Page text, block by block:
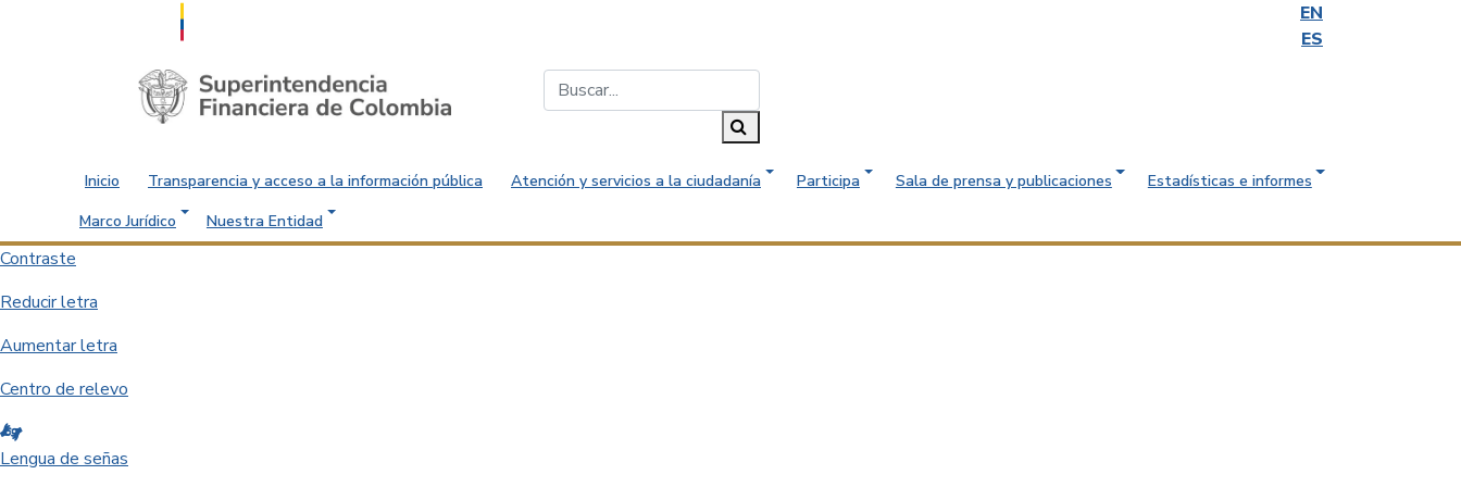
EN
ES
Saltar al contenido principal
Inicio Transparencia y acceso a la información pública Atención y servicios a la ciudadanía Participa Sala de prensa y publicaciones
Estadísticas e informes
Marco Jurídico
Nuestra Entidad
Contraste
Reducir letra
Aumentar letra
Centro de relevo
Lengua de señas